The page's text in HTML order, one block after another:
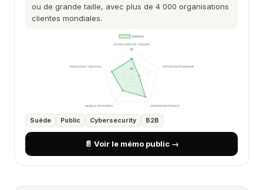
ou de grande taille, avec plus de 4 000 organisations
clientes mondiales.
Suède Public Cybersecurity B2B
📄 Voir le mémo public →